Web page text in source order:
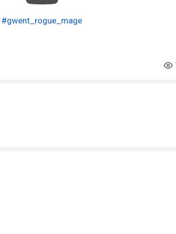
#gwent_rogue_mage